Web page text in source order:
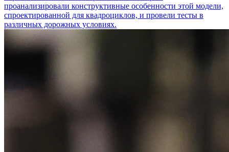
проанализировали конструктивные особенности этой модели,
спроектированной для квадроциклов, и провели тесты в
различных дорожных условиях.